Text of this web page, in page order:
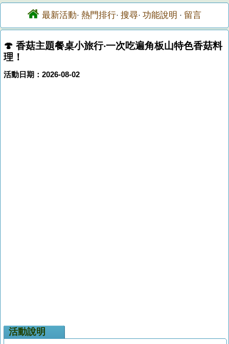
最新活動· 熱門排行· 搜尋· 功能說明 · 留言
🍄 香菇主題餐桌小旅行‧一次吃遍角板山特色香菇料
理！
活動日期：2026-08-02
活動說明